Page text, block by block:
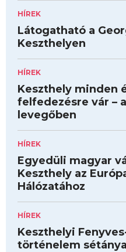
HÍREK
Látogatható a
Keszthelyen
HÍREK
Keszthely minden
felfedezésre vár –
levegőben
HÍREK
Egyedüli magyar
Keszthely az
Hálózatához
HÍREK
Keszthelyi
történelem sétánya